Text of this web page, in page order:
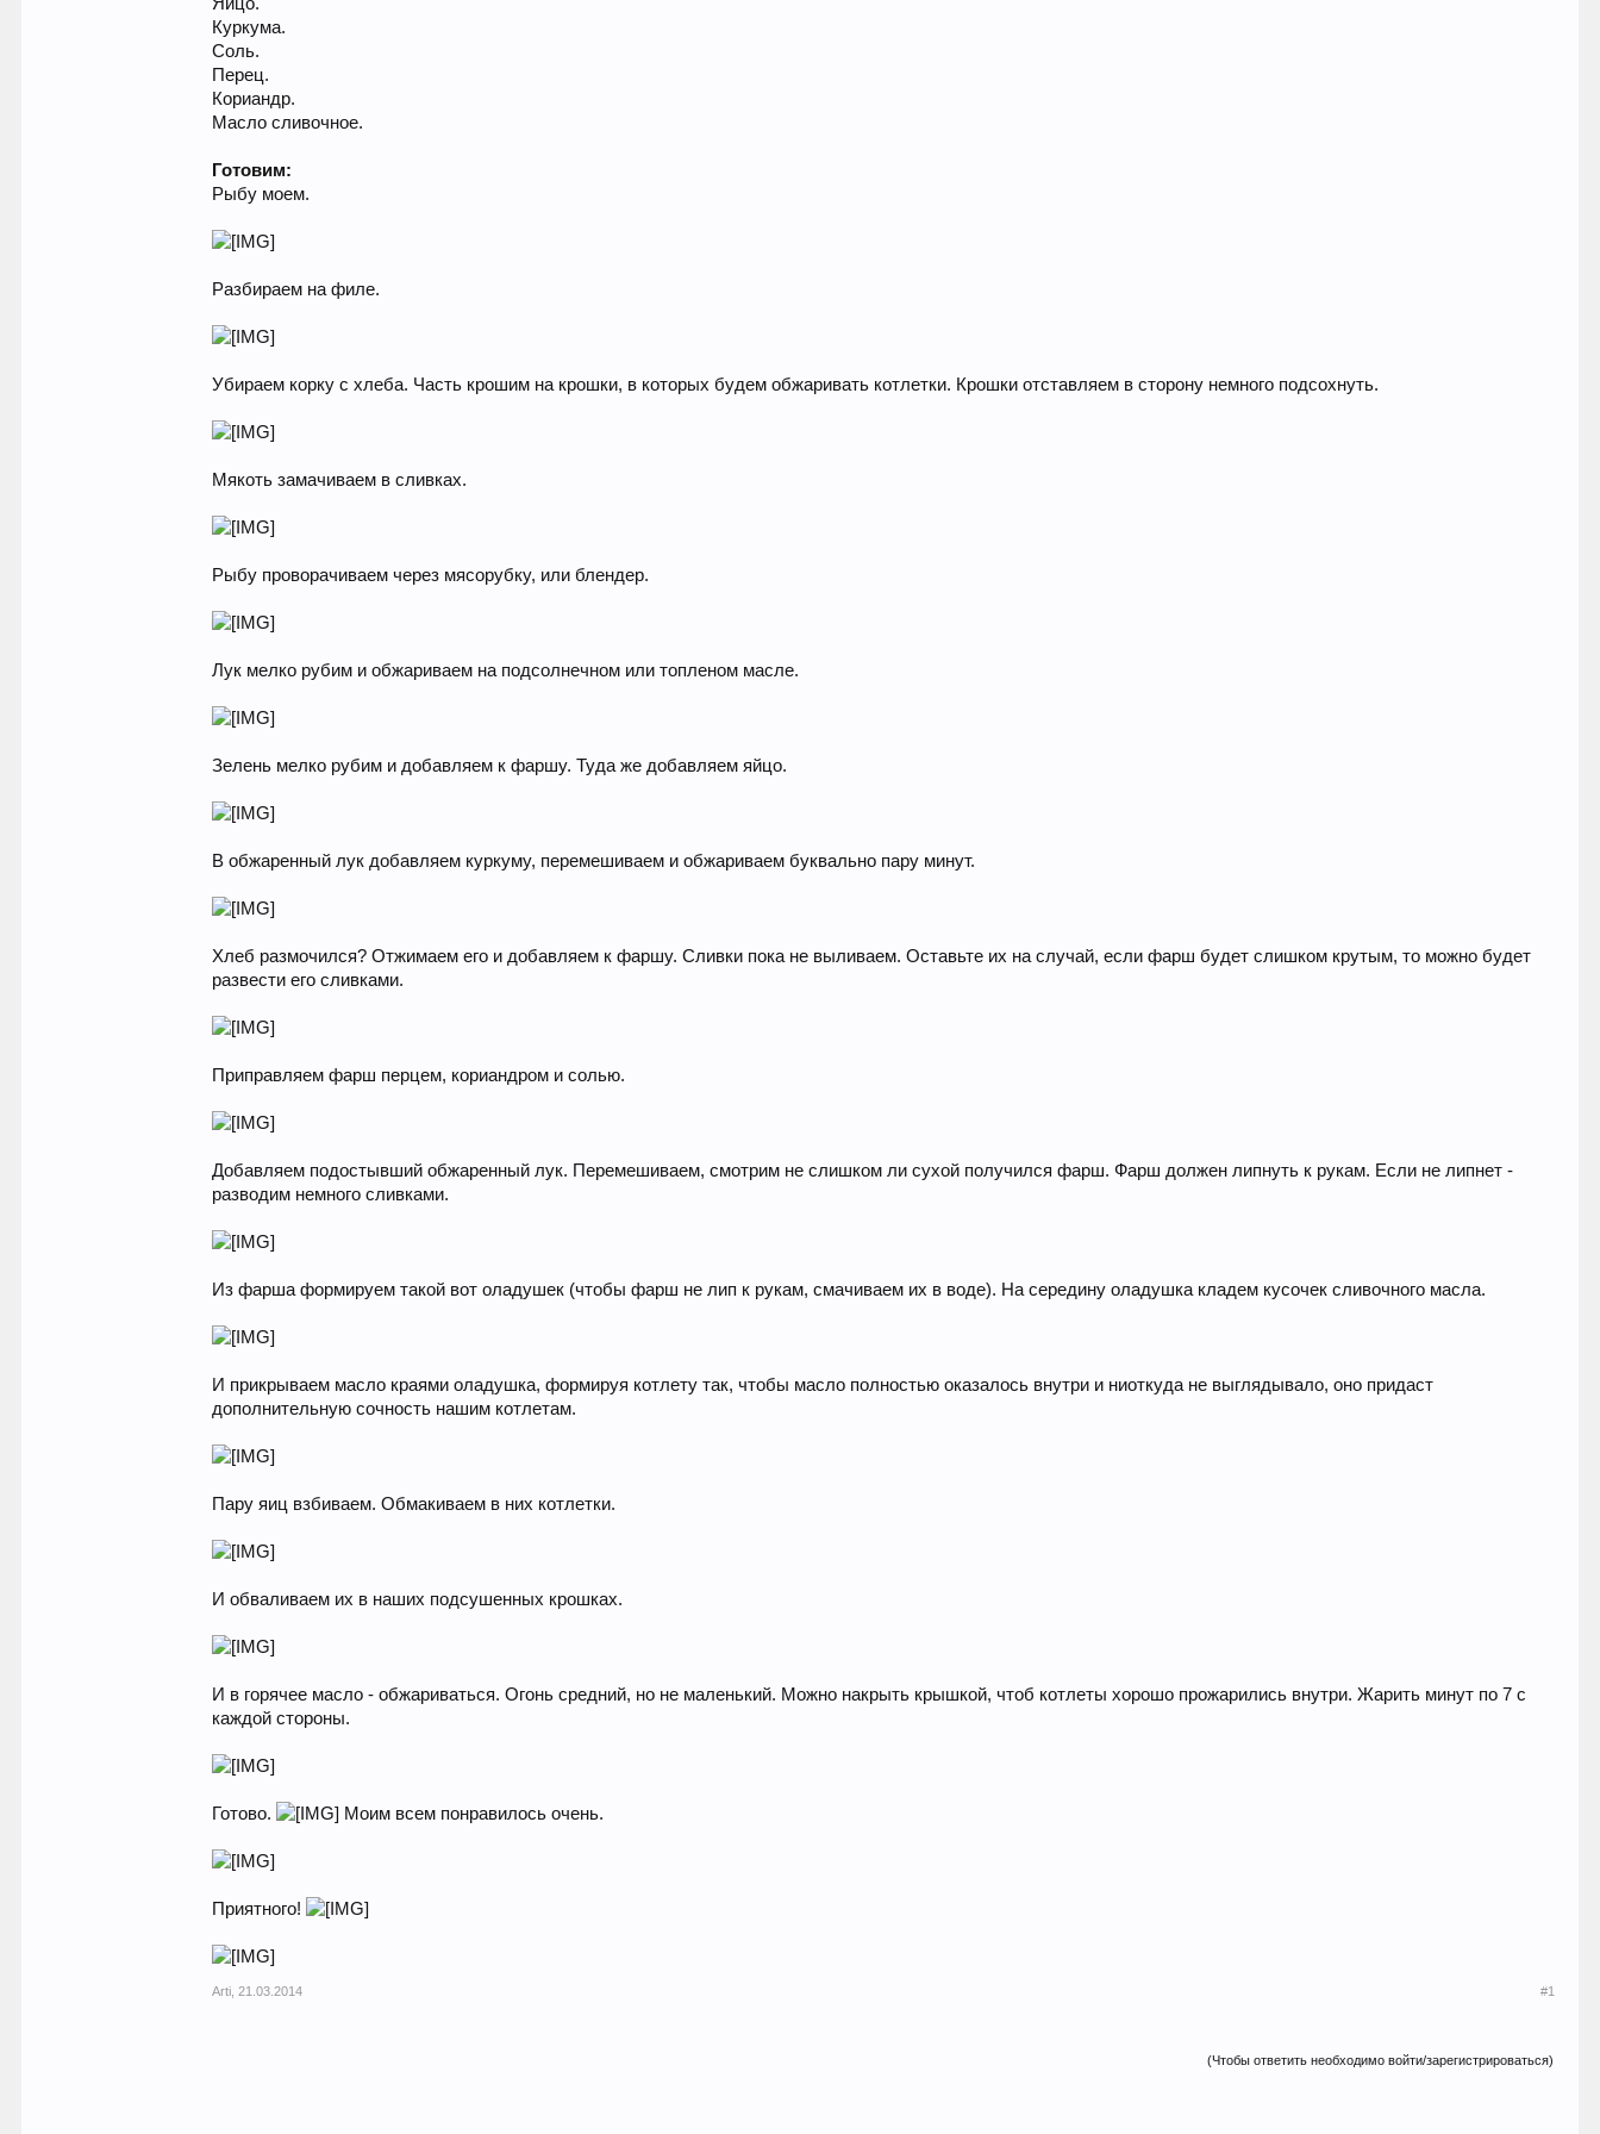
Куркума.
Соль.
Перец.
Кориандр.
Масло сливочное.
Готовим:
Рыбу моем.
Разбираем на филе.
Убираем корку с хлеба. Часть крошим на крошки, в которых будем обжаривать котлетки. Крошки отставляем в сторону немного подсохнуть.
Мякоть замачиваем в сливках.
Рыбу проворачиваем через мясорубку, или блендер.
Лук мелко рубим и обжариваем на подсолнечном или топленом масле.
Зелень мелко рубим и добавляем к фаршу. Туда же добавляем яйцо.
В обжаренный лук добавляем куркуму, перемешиваем и обжариваем буквально пару минут.
Хлеб размочился? Отжимаем его и добавляем к фаршу. Сливки пока не выливаем. Оставьте их на случай, если фарш будет слишком крутым, то можно будет
развести его сливками.
Приправляем фарш перцем, кориандром и солью.
Добавляем подостывший обжаренный лук. Перемешиваем, смотрим не слишком ли сухой получился фарш. Фарш должен липнуть к рукам. Если не липнет -
разводим немного сливками.
Из фарша формируем такой вот оладушек (чтобы фарш не лип к рукам, смачиваем их в воде). На середину оладушка кладем кусочек сливочного масла.
И прикрываем масло краями оладушка, формируя котлету так, чтобы масло полностью оказалось внутри и ниоткуда не выглядывало, оно придаст
дополнительную сочность нашим котлетам.
Пару яиц взбиваем. Обмакиваем в них котлетки.
И обваливаем их в наших подсушенных крошках.
И в горячее масло - обжариваться. Огонь средний, но не маленький. Можно накрыть крышкой, чтоб котлеты хорошо прожарились внутри. Жарить минут по 7 с
каждой стороны.
Готово. Моим всем понравилось очень.
Приятного!
Arti 21.03.2014 #1
(Чтобы ответить необходимо войти/зарегистрироваться)